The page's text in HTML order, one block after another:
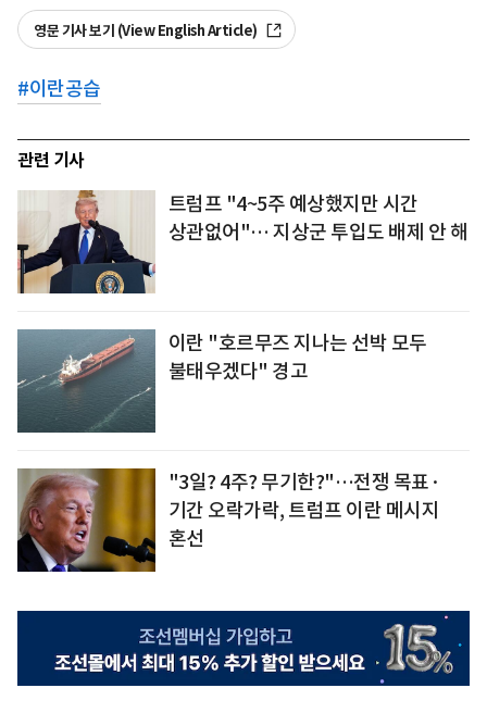
영문 기사 보기 (View English Article)
#이란공습
관련 기사
트럼프 "4~5주 예상했지만 시간
상관없어"… 지상군 투입도 배제 안 해
이란 "호르무즈 지나는 선박 모두
불태우겠다" 경고
"3일? 4주? 무기한?"…전쟁 목표·
기간 오락가락, 트럼프 이란 메시지
혼선